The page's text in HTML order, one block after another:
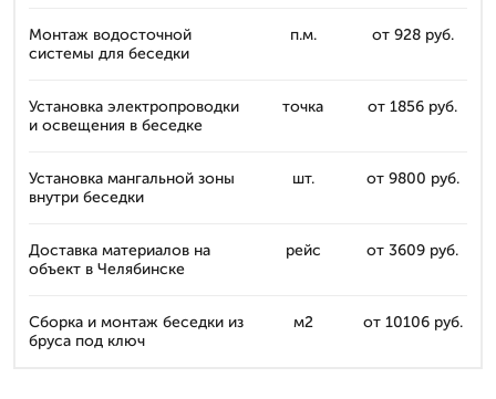
Монтаж водосточной
системы для беседки
п.м. от 928 руб.
Установка электропроводки
и освещения в беседке
точка от 1856 руб.
Установка мангальной зоны
внутри беседки
шт. от 9800 руб.
Доставка материалов на
объект в Челябинске
рейс от 3609 руб.
Сборка и монтаж беседки из
бруса под ключ
м2 от 10106 руб.